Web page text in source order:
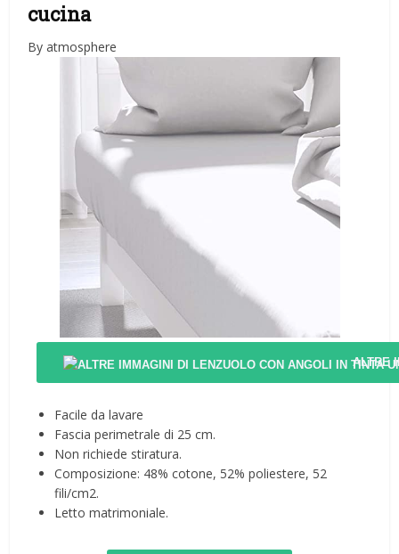
cucina
By atmosphere
ALTRE
Facile da lavare
Fascia perimetrale di 25 cm.
Non richiede stiratura.
Composizione: 48% cotone, 52% poliestere, 52
fili/cm2.
Letto matrimoniale.